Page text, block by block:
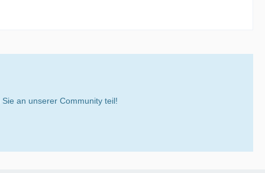
an unserer Community teil!